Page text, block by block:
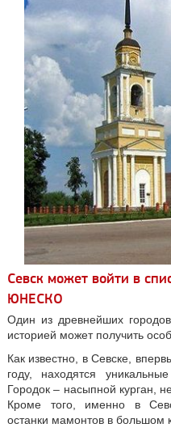
Севск может войти в
ЮНЕСКО
Один из древнейших
историей может получить
Как известно, в Севске,
году, находятся
Городок – насыпной курган,
Кроме того, именно в
останки мамонтов в большом